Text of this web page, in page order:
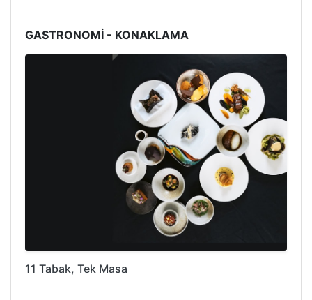
GASTRONOMİ - KONAKLAMA
11 Tabak, Tek Masa